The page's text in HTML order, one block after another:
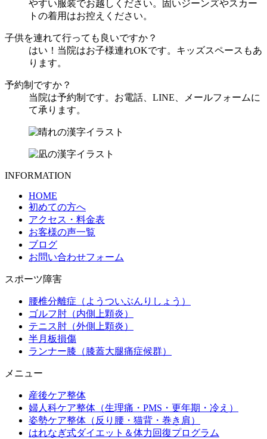
やすい服装でお越しください。固いジーンズやスカー
トの着用はお控えください。
子供を連れて行っても良いですか？
はい！当院はお子様連れOKです。キッズスペースもあ
ります。
予約制ですか？
当院は予約制です。お電話、LINE、メールフォームに
て承ります。
INFORMATION
HOME
初めての方へ
アクセス・料金表
お客様の声一覧
ブログ
お問い合わせフォーム
スポーツ障害
腰椎分離症（ようついぶんりしょう）
ゴルフ肘（内側上顆炎）
テニス肘（外側上顆炎）
半月板損傷
ランナー膝（膝蓋大腿痛症候群）
メニュー
産後ケア整体
婦人科ケア整体（生理痛・PMS・更年期・冷え）
姿勢ケア整体（反り腰・猫背・巻き肩）
はれなぎ式ダイエット＆体力回復プログラム